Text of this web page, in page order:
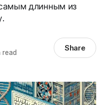
длинным из
read Share